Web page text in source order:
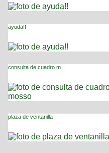
ayuda!!
consulta de cuadro m
plaza de ventanilla